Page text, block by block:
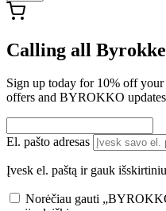
Calling all
Sign up today for 10% off
offers and BYROKKO
El. pašto adresas
Įvesk el. paštą ir gauk
Norėčiau gauti